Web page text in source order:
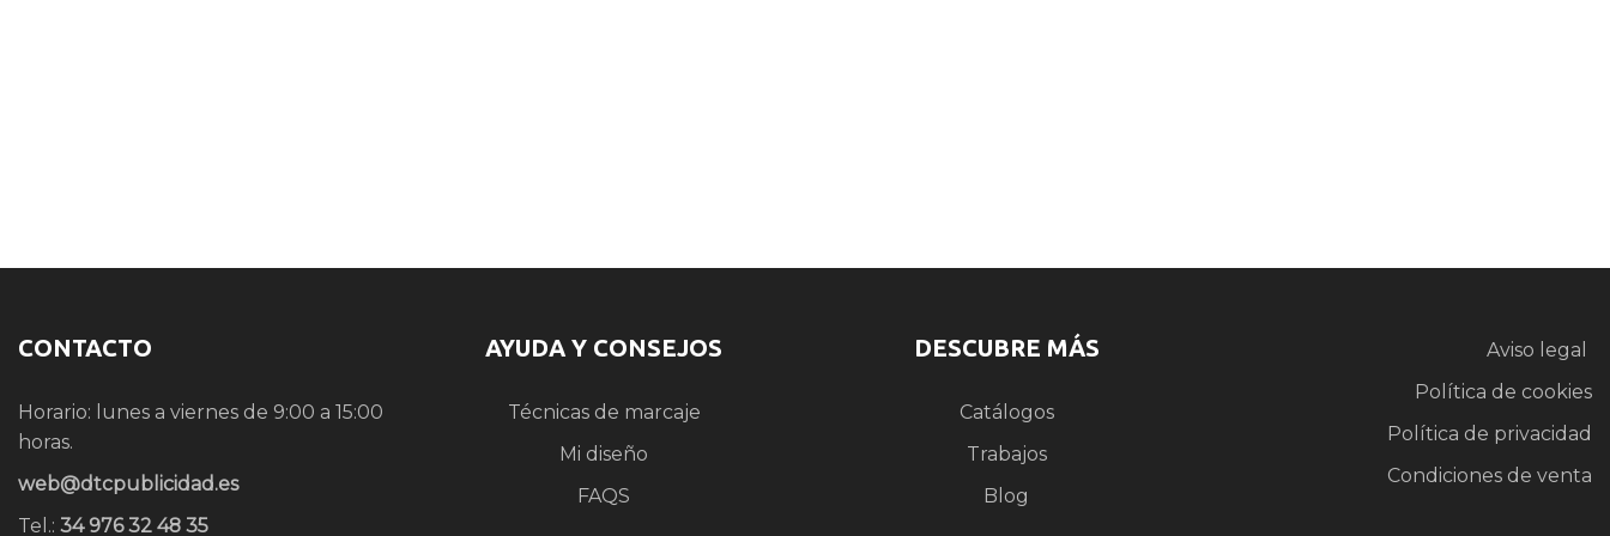
CONTACTO
Horario: lunes a viernes de 9:00 a 15:00
horas.
web@dtcpublicidad.es
Tel.: 34 976 32 48 35
AYUDA Y CONSEJOS
Técnicas de marcaje
Mi diseño
FAQS
DESCUBRE MÁS
Catálogos
Trabajos
Blog
Aviso legal
Política de cookies
Política de privacidad
Condiciones de venta